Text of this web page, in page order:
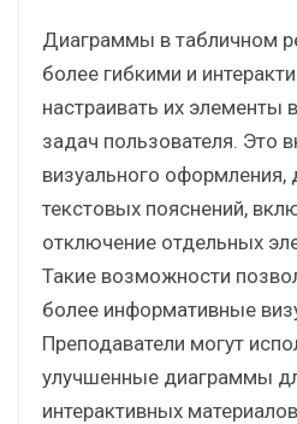
Диаграммы в табличном
более гибкими и
настраивать их элементы
задач пользователя. Это
визуального оформления,
текстовых пояснений,
отключение отдельных
Такие возможности
более информативные
Преподаватели могут
улучшенные диаграммы
интерактивных